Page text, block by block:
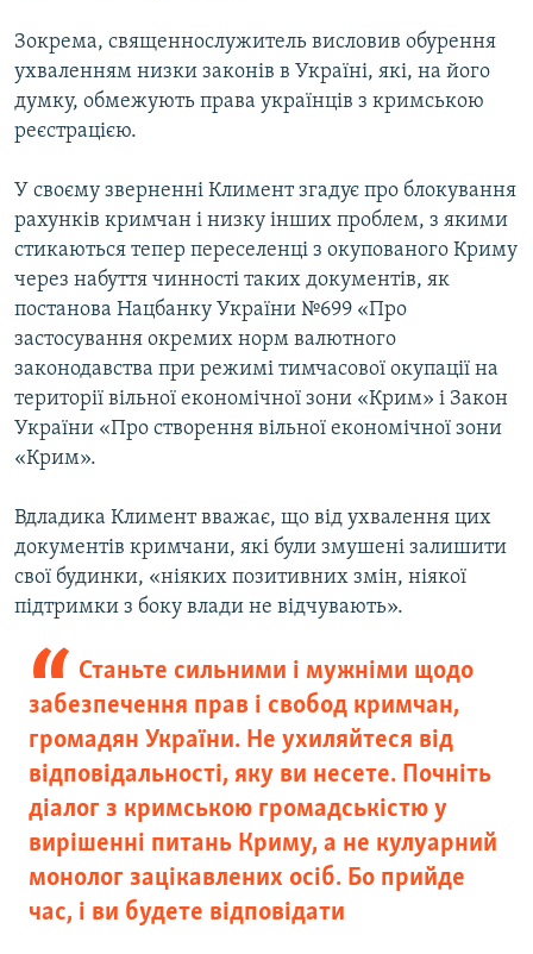
Зокрема, священнослужитель висловив обурення
ухваленням низки законів в Україні, які, на його
думку, обмежують права українців з кримською
реєстрацією.
У своєму зверненні Климент згадує про блокування
рахунків кримчан і низку інших проблем, з якими
стикаються тепер переселенці з окупованого Криму
через набуття чинності таких документів, як
постанова Нацбанку України №699 «Про
застосування окремих норм валютного
законодавства при режимі тимчасової окупації на
території вільної економічної зони «Крим» і Закон
України «Про створення вільної економічної зони
«Крим».
Вдладика Климент вважає, що від ухвалення цих
документів кримчани, які були змушені залишити
свої будинки, «ніяких позитивних змін, ніякої
підтримки з боку влади не відчувають».
Станьте сильними і мужніми щодо
забезпечення прав і свобод кримчан,
громадян України. Не ухиляйтеся від
відповідальності, яку ви несете. Почніть
діалог з кримською громадськістю у
вирішенні питань Криму, а не кулуарний
монолог зацікавлених осіб. Бо прийде
час, і ви будете відповідати